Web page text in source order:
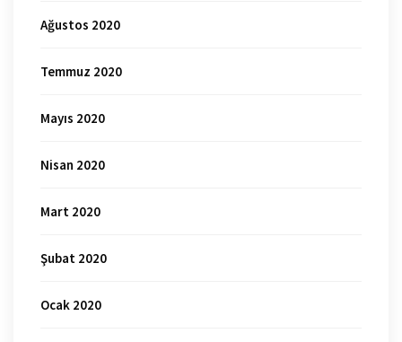
Ağustos 2020
Temmuz 2020
Mayıs 2020
Nisan 2020
Mart 2020
Şubat 2020
Ocak 2020